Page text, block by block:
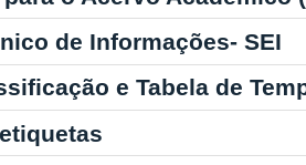
de Informações- SEI
e Tabela de